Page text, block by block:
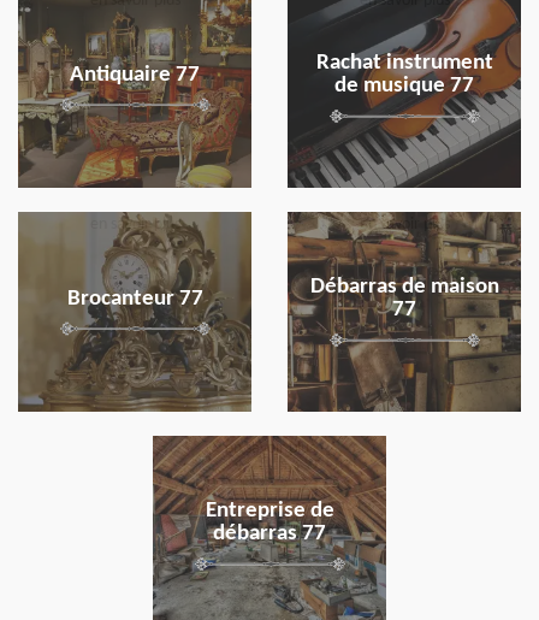
Antiquaire 77
Rachat instrument
de musique 77
Brocanteur 77
en savoir plus
Débarras de maison
77
en savoir plus
Entreprise de
débarras 77
en savoir plus